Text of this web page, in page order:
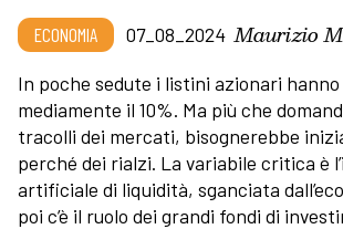
ECONOMIA 07_08_2024 Maurizio
In poche sedute i listini azionari
mediamente il 10%. Ma più che
tracolli dei mercati, bisognerebbe
perché dei rialzi. La variabile critica è
artificiale di liquidità, sganciata
poi c’è il ruolo dei grandi fondi di